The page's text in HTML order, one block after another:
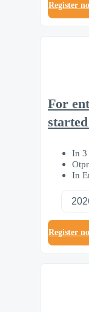
Register
For
In 3
In
Register